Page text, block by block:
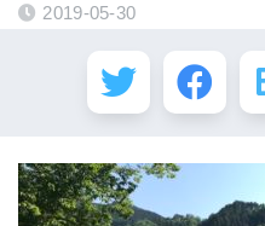
2019-05-30